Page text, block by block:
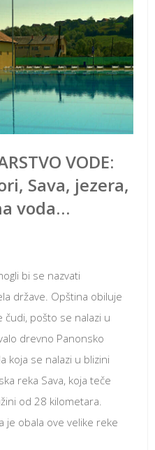
VODE:
Sava, jezera,
voda…
bi se nazvati
države. Opština obiluje
čudi, pošto se nalazi u
drevno Panonsko
koja se nalazi u blizini
reka Sava, koja teče
od 28 kilometara.
je obala ove velike reke